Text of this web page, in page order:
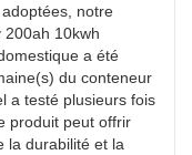
notre
200ah 10kwh
a été
du conteneur
a testé plusieurs fois
produit peut offrir
la durabilité et la